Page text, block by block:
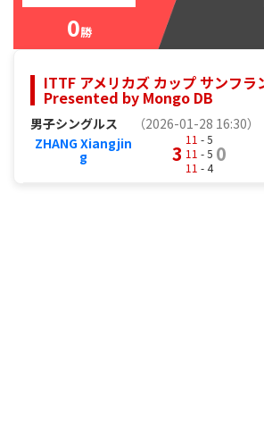
0勝
ITTF アメリカズ カップ サンフラ
Presented by Mongo DB
男子シングルス
（2026-01-28 16:30）
ZHANG Xiangjin
g 3
11 - 5
11 - 5
11 - 4
0